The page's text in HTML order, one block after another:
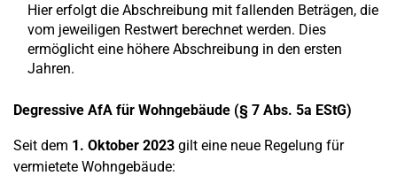
Hier erfolgt die Abschreibung mit fallenden Beträgen, die
vom jeweiligen Restwert berechnet werden. Dies
ermöglicht eine höhere Abschreibung in den ersten
Jahren.
Degressive AfA für Wohngebäude (§ 7 Abs. 5a EStG)
Seit dem 1. Oktober 2023 gilt eine neue Regelung für
vermietete Wohngebäude: